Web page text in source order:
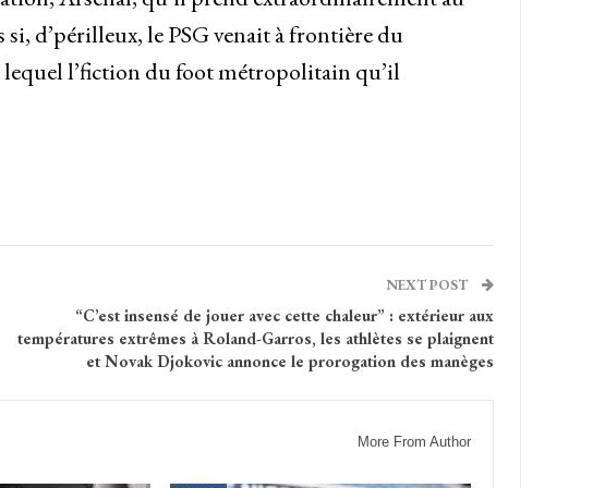
d’périlleux, le PSG venait à frontière du
lequel l’fiction du foot métropolitain qu’il
NEXT POST
“C’est insensé de jouer avec cette chaleur” : extérieur aux
températures extrêmes à Roland-Garros, les athlètes se plaignent
et Novak Djokovic annonce le prorogation des manèges
More From Author